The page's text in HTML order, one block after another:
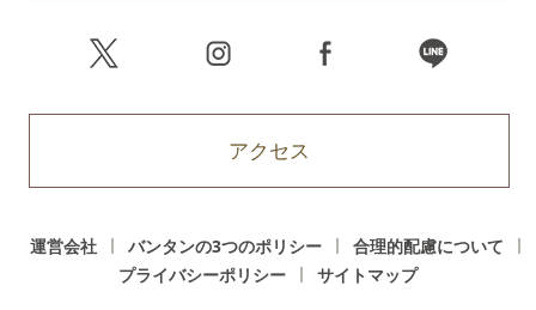
アクセス
運営会社 バンタンの3つのポリシー
合理的配慮について
プライバシーポリシー
サイトマップ